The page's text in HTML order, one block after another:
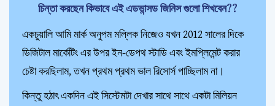
চিন্তা করছেন কিভাবে এই এডভান্সড জিনিস গুলো শিখবেন??
একচুয়ালি আমি মার্ক অনুপম মল্লিক নিজেও যখন 2012 সালের দিকে
ডিজিটাল মার্কেটিং এর উপর ইন-ডেপথ স্টাডি এবং ইমপ্লিমেন্ট করার
চেষ্টা করছিলাম, তখন প্রথম প্রথম ভাল রিসোর্স পাচ্ছিলাম না।
কিন্তু হঠাৎ একদিন এই সিস্টেমটা দেখার সাথে সাথে একটা মিলিয়ন